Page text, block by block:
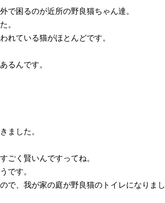
で困るのが近所の野良猫ちゃん達。
。
れている猫がほとんどです。
るんです。
ました。
ごく賢いんですってね。
です。
で、我が家の庭が野良猫のトイレになりまし